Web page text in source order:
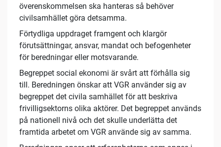
överenskommelsen ska hanteras så behöver
civilsamhället göra detsamma.
Förtydliga uppdraget framgent och klargör
förutsättningar, ansvar, mandat och befogenheter
för beredningar eller motsvarande.
Begreppet social ekonomi är svårt att förhålla sig
till. Beredningen önskar att VGR använder sig av
begreppet det civila samhället för att beskriva
frivilligsektorns olika aktörer. Det begreppet används
på nationell nivå och det skulle underlätta det
framtida arbetet om VGR använde sig av samma.